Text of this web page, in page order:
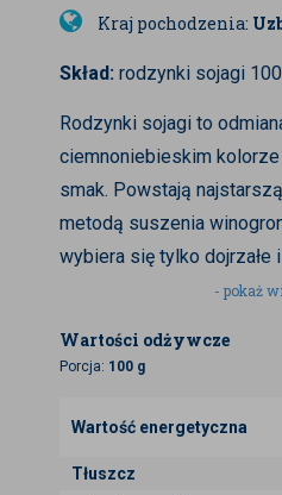
Kraj pochodzenia:
Skład: rodzynki sojagi
Rodzynki sojagi to
ciemnoniebieskim
smak. Powstają
metodą suszenia
wybiera się tylko dojrzałe
które nie były
fermentują i ciemnieją
najzdrowszych (są
- pokaż
Wartości odżywcze
Porcja: 100 g
Wartość energetyczna
Tłuszcz